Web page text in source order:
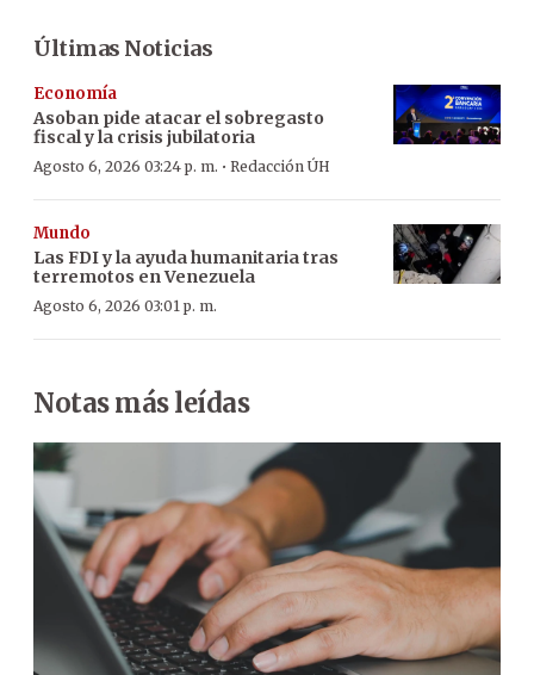
Últimas Noticias
Economía
Asoban pide atacar el sobregasto
fiscal y la crisis jubilatoria
Agosto 6, 2026 03:24 p. m. · Redacción ÚH
Mundo
Las FDI y la ayuda humanitaria tras
terremotos en Venezuela
Agosto 6, 2026 03:01 p. m.
Notas más leídas